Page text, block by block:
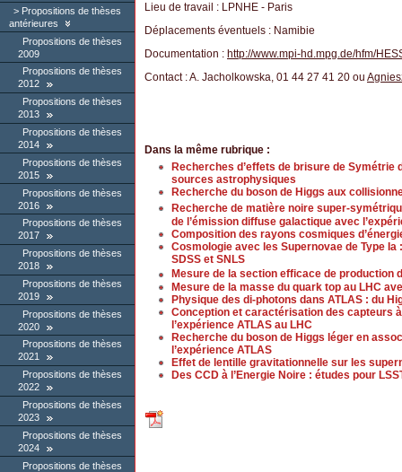
Propositions de thèses
antérieures
Propositions de thèses
2009
Propositions de thèses
2012
Propositions de thèses
2013
Propositions de thèses
2014
Propositions de thèses
2015
Propositions de thèses
2016
Propositions de thèses
2017
Propositions de thèses
2018
Propositions de thèses
2019
Propositions de thèses
2020
Propositions de thèses
2021
Propositions de thèses
2022
Propositions de thèses
2023
Propositions de thèses
2024
Propositions de thèses
Lieu de travail : LPNHE - Paris
Déplacements éventuels : Namibie
Documentation : http://www.mpi-hd.mpg.de/hfm/
Contact : A. Jacholkowska, 01 44 27 41 20 ou
Dans la même rubrique :
Recherches d’effets de brisure de Symétrie
sources astrophysiques
Recherche du boson de Higgs aux
Recherche de matière noire super-
de l’émission diffuse galactique avec
Composition des rayons cosmiques
Cosmologie avec les Supernovae de Type
SDSS et SNLS
Mesure de la section efficace de production
Mesure de la masse du quark top au LHC
Physique des di-photons dans ATLAS : du
Conception et caractérisation des capteurs
l’expérience ATLAS au LHC
Recherche du boson de Higgs léger en
l’expérience ATLAS
Effet de lentille gravitationnelle sur les
Des CCD à l’Energie Noire : études pour